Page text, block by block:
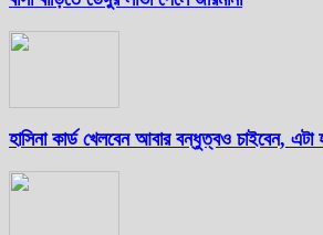
হাসিনা কার্ড খেলবেন আবার বন্ধুত্বও চাইবেন, এটা